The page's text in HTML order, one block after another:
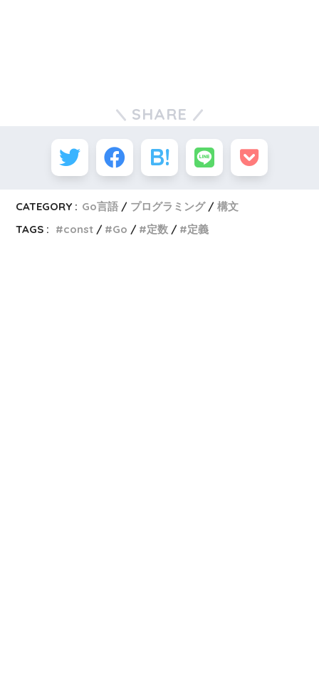
SHARE
CATEGORY : Go言語 プログラミング
構文
TAGS :
const Go 定数 定義